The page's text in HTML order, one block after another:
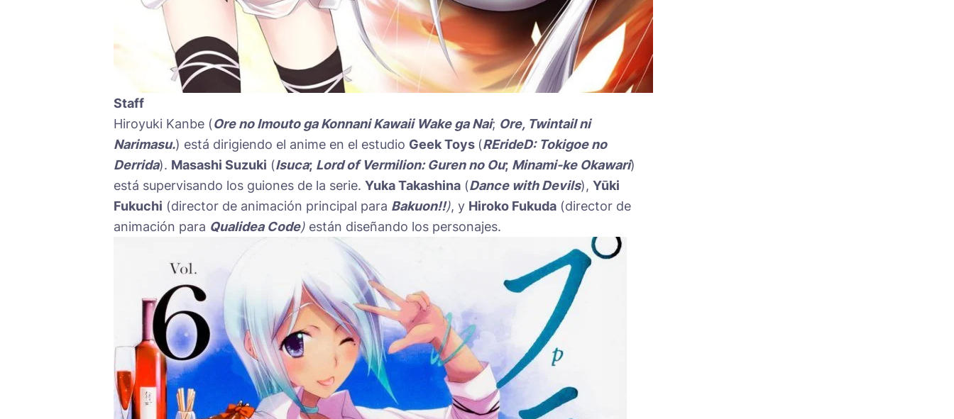
Staff
Hiroyuki Kanbe (Ore no Imouto ga Konnani Kawaii Wake ga Nai; Ore, Twintail ni
Narimasu.) está dirigiendo el anime en el estudio Geek Toys (RErideD: Tokigoe no
Derrida). Masashi Suzuki (Isuca; Lord of Vermilion: Guren no Ou; Minami-ke Okawari)
está supervisando los guiones de la serie. Yuka Takashina (Dance with Devils), Yūki
Fukuchi (director de animación principal para Bakuon!!), y Hiroko Fukuda (director de
animación para Qualidea Code) están diseñando los personajes.